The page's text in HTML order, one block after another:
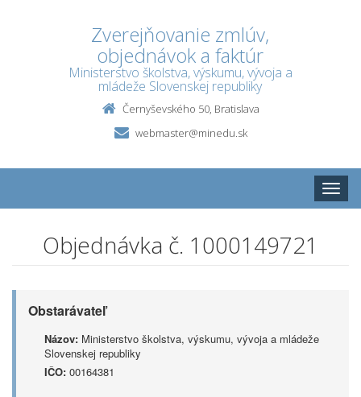
Zverejňovanie zmlúv,
objednávok a faktúr
Ministerstvo školstva, výskumu, vývoja a
mládeže Slovenskej republiky
Černyševského 50, Bratislava
webmaster@minedu.sk
Toggle
Objednávka č. 1000149721
Obstarávateľ
Názov: Ministerstvo školstva, výskumu, vývoja a mládeže
Slovenskej republiky
IČO: 00164381